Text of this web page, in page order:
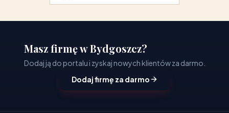
Masz firmę w Bydgoszcz?
Dodaj ją do portalu i zyskaj nowych klientów za darmo.
Dodaj firmę za darmo